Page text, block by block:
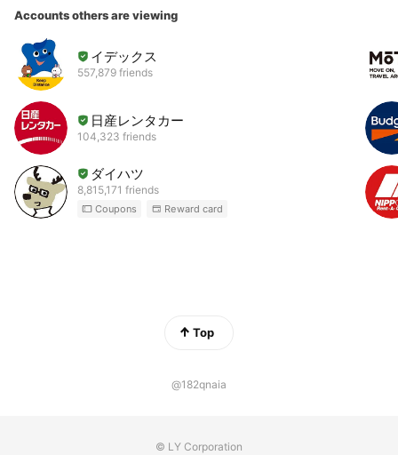
Accounts others are viewing
イデックス
557,879 friends
日産レンタカー
104,323 friends
ダイハツ
8,815,171 friends
Coupons Reward card
Top
@182qnaia
© LY Corporation